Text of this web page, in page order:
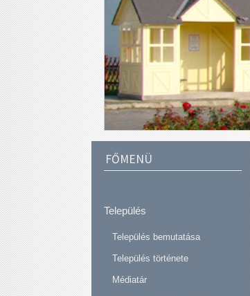
FŐMENÜ
Település
Település bemutatása
Település története
Médiatár